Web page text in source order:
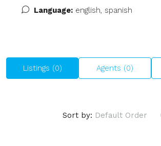
Language: english, spanish
Listings (0) Agents (0)
Sort by: Default Order